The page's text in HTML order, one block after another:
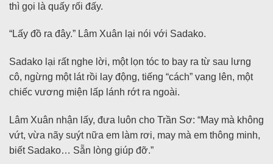
thì gọi là quấy rối đấy.
“Lấy đồ ra đây.” Lâm Xuân lại nói với Sadako.
Sadako lại rất nghe lời, một lọn tóc to bay ra từ sau lưng
cô, ngừng một lát rồi lay động, tiếng “cách” vang lên, một
chiếc vương miện lấp lánh rớt ra ngoài.
Lâm Xuân nhận lấy, đưa luôn cho Trần Sơ: “May mà không
vứt, vừa nãy suýt nữa em làm rơi, may mà em thông minh,
biết Sadako… Sẵn lòng giúp đỡ.”